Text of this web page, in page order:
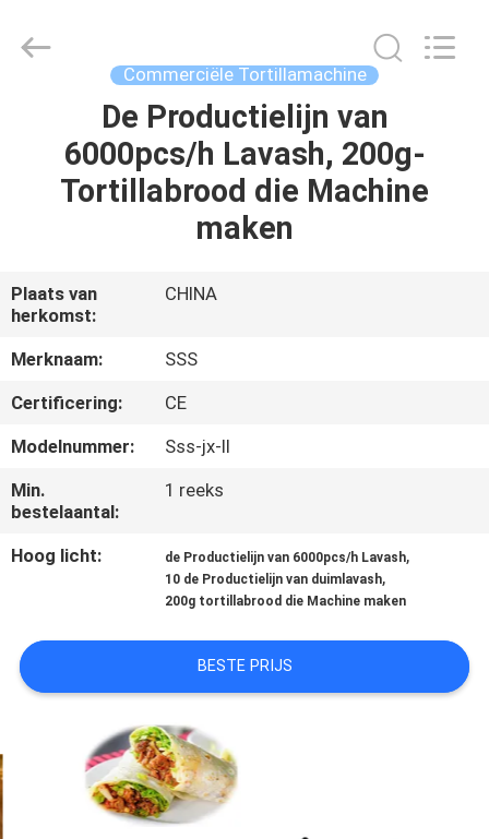
PRODUCTEN
OVER
ONS
FABRIEKSTOCHT
KWALITEITSCONTROLE
NEEM
MET
ONS
VRAAG
Commerciële Tortillamachine
De Productielijn van
6000pcs/h Lavash, 200g-
Tortillabrood die Machine
maken
Plaats van
herkomst:
CHINA
Merknaam:
SSS
Certificering:
CE
Modelnummer:
Sss-jx-II
Min.
bestelaantal:
1 reeks
Hoog licht: de Productielijn van 6000pcs/h Lavash,
10 de Productielijn van duimlavash,
200g tortillabrood die Machine maken
BESTE PRIJS